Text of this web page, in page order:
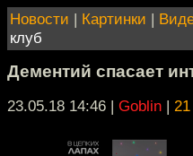
Новости | Картинки |
клуб
Дементий спасает
23.05.18 14:46 | Goblin |